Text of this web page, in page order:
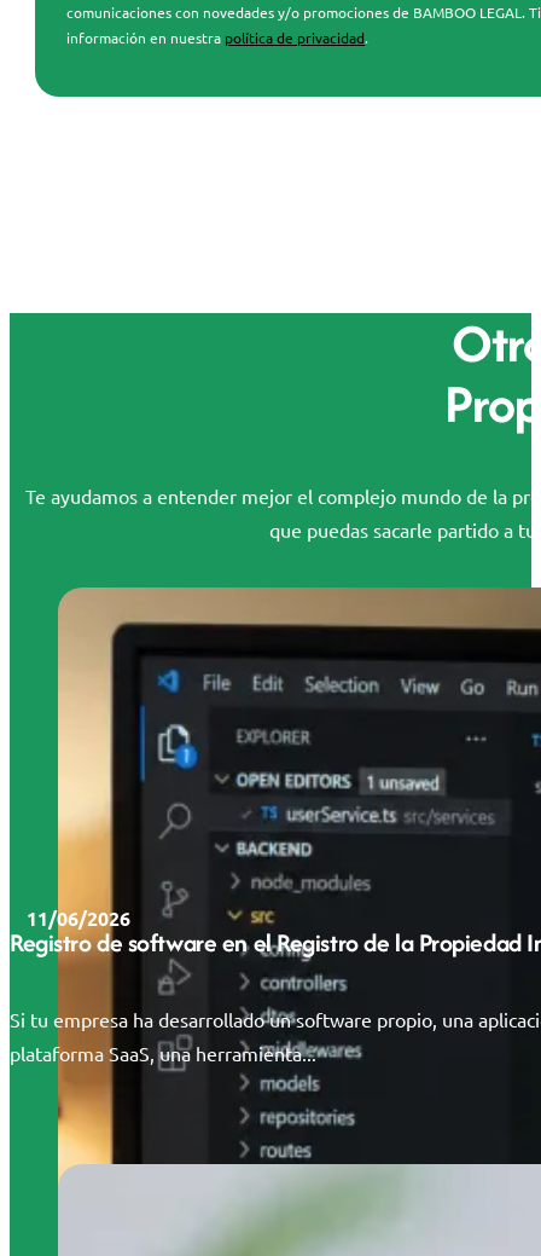
comunicaciones con novedades y/o promociones de BAMBOO
información en nuestra política de privacidad.
Te ayudamos a entender mejor el complejo mundo de la
que puedas sacarle partido a
11/06/2026
Registro de software en el Registro de la
Si tu empresa ha desarrollado un software propio, una
plataforma SaaS, una herramienta...